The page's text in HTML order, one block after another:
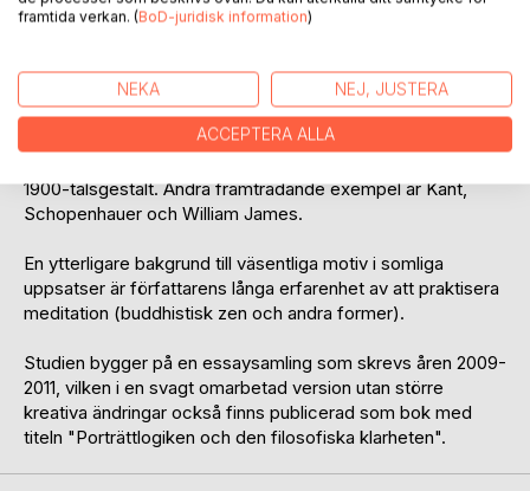
utnyttjas en filosofisk metod, som författaren valt att
Olika (klassiska) filosofer och tänkare utgör viktiga
referenspunkter och möjliga jämförelser, men för denna
studie i synnerhet Ludwig Wittgenstein och delar av det
1900-talsgestalt. Andra framträdande exempel är Kant,
Schopenhauer och William James.
En ytterligare bakgrund till väsentliga motiv i somliga
uppsatser är författarens långa erfarenhet av att praktisera
meditation (buddhistisk zen och andra former).
Studien bygger på en essaysamling som skrevs åren 2009-
2011, vilken i en svagt omarbetad version utan större
kreativa ändringar också finns publicerad som bok med
titeln "Porträttlogiken och den filosofiska klarheten".
framtida verkan. (BoD-juridisk information)
NEKA NEJ, JUSTERA
ACCEPTERA ALLA